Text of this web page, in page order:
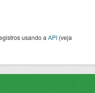
usando a API (veja